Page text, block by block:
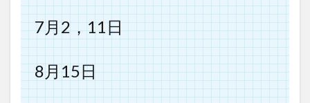
7月2，11日
8月15日